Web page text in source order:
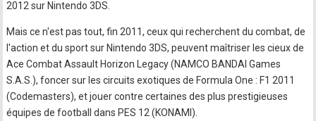
2012 sur Nintendo 3DS.
Mais ce n'est pas tout, fin 2011, ceux qui recherchent du combat, de
l'action et du sport sur Nintendo 3DS, peuvent maîtriser les cieux de
Ace Combat Assault Horizon Legacy (NAMCO BANDAI Games
S.A.S.), foncer sur les circuits exotiques de Formula One : F1 2011
(Codemasters), et jouer contre certaines des plus prestigieuses
équipes de football dans PES 12 (KONAMI).